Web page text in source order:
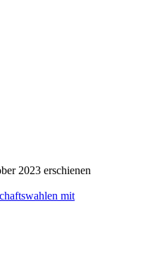
2023 erschienen
mit